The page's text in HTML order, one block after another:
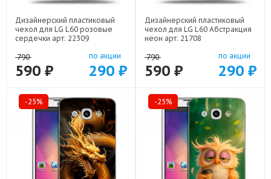
Дизайнерский пластиковый
чехол для LG L60 розовые
сердечки арт: 22309
790
590 ₽
по акции
290 ₽
Дизайнерский пластиковый
чехол для LG L60 Абстракция
неон арт: 21708
790
590 ₽
по акции
290 ₽
-25% -25%